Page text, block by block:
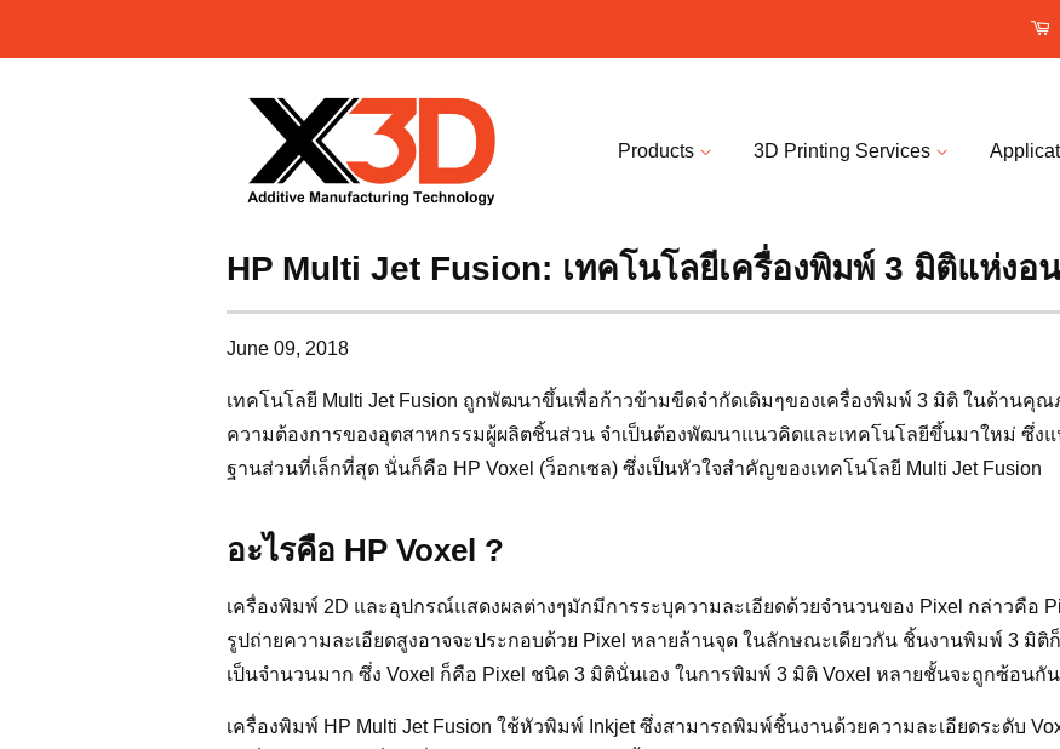
Products 3D Printing Services
HP Multi Jet Fusion: เทคโนโลยีเครื่องพิมพ์ 3 มิติแห่งอ
June 09, 2018
เทคโนโลยี Multi Jet Fusion ถูกพัฒนาขึ้นเพื่อก้าวข้ามขีดจำกัดเดิมๆของเครื่องพิมพ์ 3 มิติ ในด้านคุ
ความต้องการของอุตสาหกรรมผู้ผลิตชิ้นส่วน จำเป็นต้องพัฒนาแนวคิดและเทคโนโลยีขึ้นมาใหม่ ซึ่ง
ฐานส่วนที่เล็กที่สุด นั่นก็คือ HP Voxel (ว็อกเซล) ซึ่งเป็นหัวใจสำคัญของเทคโนโลยี Multi Jet Fusion
อะไรคือ HP Voxel ?
เครื่องพิมพ์ 2D และอุปกรณ์แสดงผลต่างๆมักมีการระบุความละเอียดด้วยจำนวนของ Pixel กล่าวคือ
รูปถ่ายความละเอียดสูงอาจจะประกอบด้วย Pixel หลายล้านจุด ในลักษณะเดียวกัน ชิ้นงานพิมพ์ 3 มิติก็
เป็นจำนวนมาก ซึ่ง Voxel ก็คือ Pixel ชนิด 3 มิตินั่นเอง ในการพิมพ์ 3 มิติ Voxel หลายชั้นจะถูกซ้อนกั
เครื่องพิมพ์ HP Multi Jet Fusion ใช้หัวพิมพ์ Inkjet ซึ่งสามารถพิมพ์ชิ้นงานด้วยความละเอียดระดับ